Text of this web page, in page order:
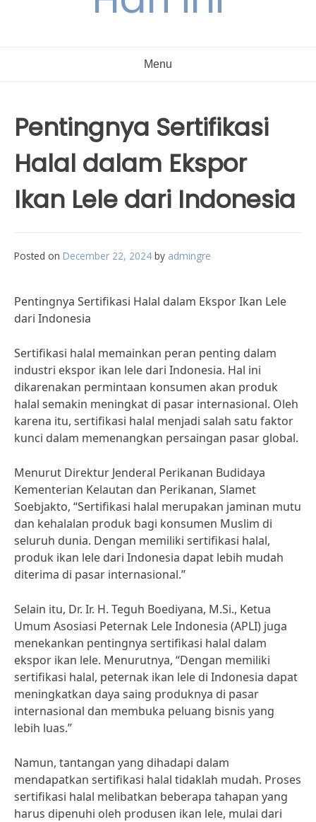
Menu
Pentingnya Sertifikasi
Halal dalam Ekspor
Ikan Lele dari Indonesia
Posted on December 22, 2024 by admingre
Pentingnya Sertifikasi Halal dalam Ekspor Ikan Lele
dari Indonesia
Sertifikasi halal memainkan peran penting dalam
industri ekspor ikan lele dari Indonesia. Hal ini
dikarenakan permintaan konsumen akan produk
halal semakin meningkat di pasar internasional. Oleh
karena itu, sertifikasi halal menjadi salah satu faktor
kunci dalam memenangkan persaingan pasar global.
Menurut Direktur Jenderal Perikanan Budidaya
Kementerian Kelautan dan Perikanan, Slamet
Soebjakto, “Sertifikasi halal merupakan jaminan mutu
dan kehalalan produk bagi konsumen Muslim di
seluruh dunia. Dengan memiliki sertifikasi halal,
produk ikan lele dari Indonesia dapat lebih mudah
diterima di pasar internasional.”
Selain itu, Dr. Ir. H. Teguh Boediyana, M.Si., Ketua
Umum Asosiasi Peternak Lele Indonesia (APLI) juga
menekankan pentingnya sertifikasi halal dalam
ekspor ikan lele. Menurutnya, “Dengan memiliki
sertifikasi halal, peternak ikan lele di Indonesia dapat
meningkatkan daya saing produknya di pasar
internasional dan membuka peluang bisnis yang
lebih luas.”
Namun, tantangan yang dihadapi dalam
mendapatkan sertifikasi halal tidaklah mudah. Proses
sertifikasi halal melibatkan beberapa tahapan yang
harus dipenuhi oleh produsen ikan lele, mulai dari